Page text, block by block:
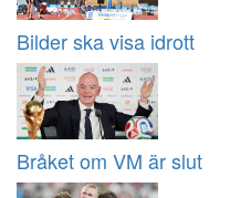
Bilder ska visa idrott
Bråket om VM är slut